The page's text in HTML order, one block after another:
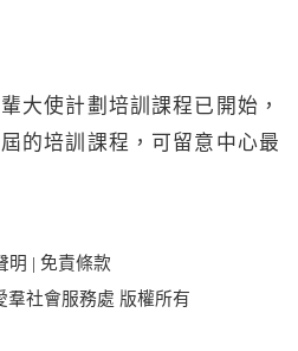
大使計劃培訓課程已開始，
的培訓課程，可留意中心最
明 | 免責條款
羣社會服務處 版權所有